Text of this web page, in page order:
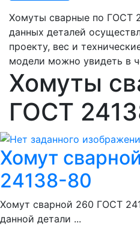
Хомуты сварные по ГОСТ
данных деталей
проекту, вес и
модели можно увидеть в
Хомуты
ГОСТ
Хомут
24138-80
Хомут сварной 260 ГОСТ
данной детали ...